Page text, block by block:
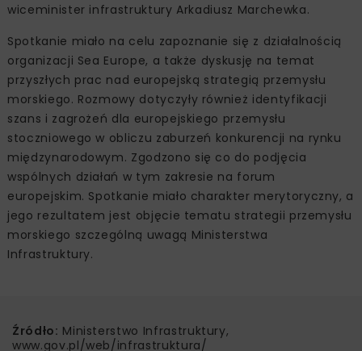
wiceminister infrastruktury Arkadiusz Marchewka.
Spotkanie miało na celu zapoznanie się z działalnością
organizacji Sea Europe, a także dyskusję na temat
przyszłych prac nad europejską strategią przemysłu
morskiego. Rozmowy dotyczyły również identyfikacji
szans i zagrożeń dla europejskiego przemysłu
stoczniowego w obliczu zaburzeń konkurencji na rynku
międzynarodowym. Zgodzono się co do podjęcia
wspólnych działań w tym zakresie na forum
europejskim. Spotkanie miało charakter merytoryczny, a
jego rezultatem jest objęcie tematu strategii przemysłu
morskiego szczególną uwagą Ministerstwa
Infrastruktury.
Źródło: Ministerstwo Infrastruktury,
www.gov.pl/web/infrastruktura/